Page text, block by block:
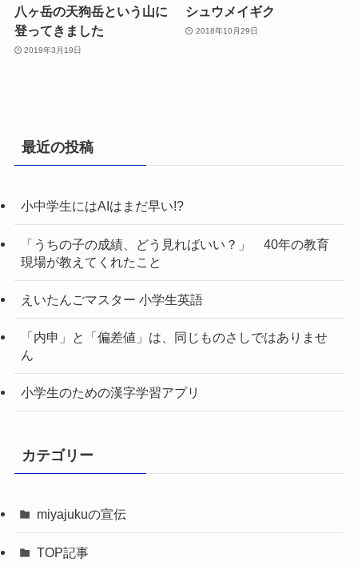
八ヶ岳の天狗岳という山に
登ってきました
2019年3月19日
シュウメイギク
2018年10月29日
最近の投稿
小中学生にはAIはまだ早い!?
「うちの子の成績、どう見ればいい？」 40年の教育
現場が教えてくれたこと
えいたんごマスター 小学生英語
「内申」と「偏差値」は、同じものさしではありませ
ん
小学生のための漢字学習アプリ
カテゴリー
miyajukuの宣伝
TOP記事